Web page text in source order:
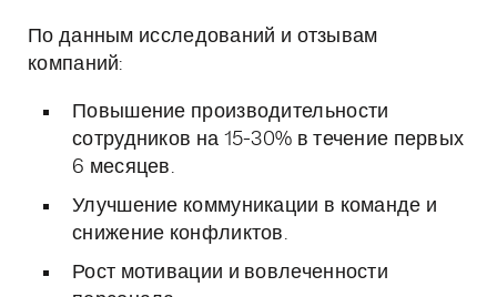
По данным исследований и отзывам
компаний:
Повышение производительности
сотрудников на 15-30% в течение первых
6 месяцев.
Улучшение коммуникации в команде и
снижение конфликтов.
Рост мотивации и вовлеченности